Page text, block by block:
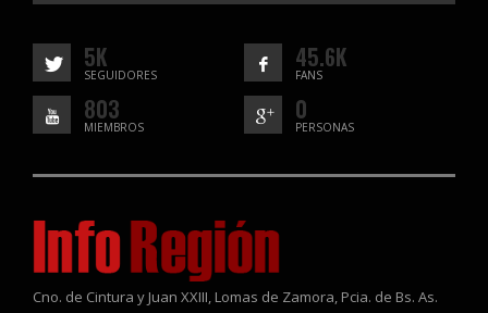
5K
SEGUIDORES
45.6K
FANS
803
MIEMBROS
0
PERSONAS
Cno. de Cintura y Juan XXIII, Lomas de Zamora, Pcia. de Bs. As.